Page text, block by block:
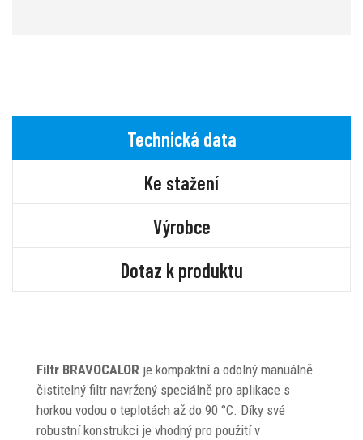
Technická data
Ke stažení
Výrobce
Dotaz k produktu
Filtr BRAVOCALOR je kompaktní a odolný manuálně
čistitelný filtr navržený speciálně pro aplikace s
horkou vodou o teplotách až do 90 °C. Díky své
robustní konstrukci je vhodný pro použití v